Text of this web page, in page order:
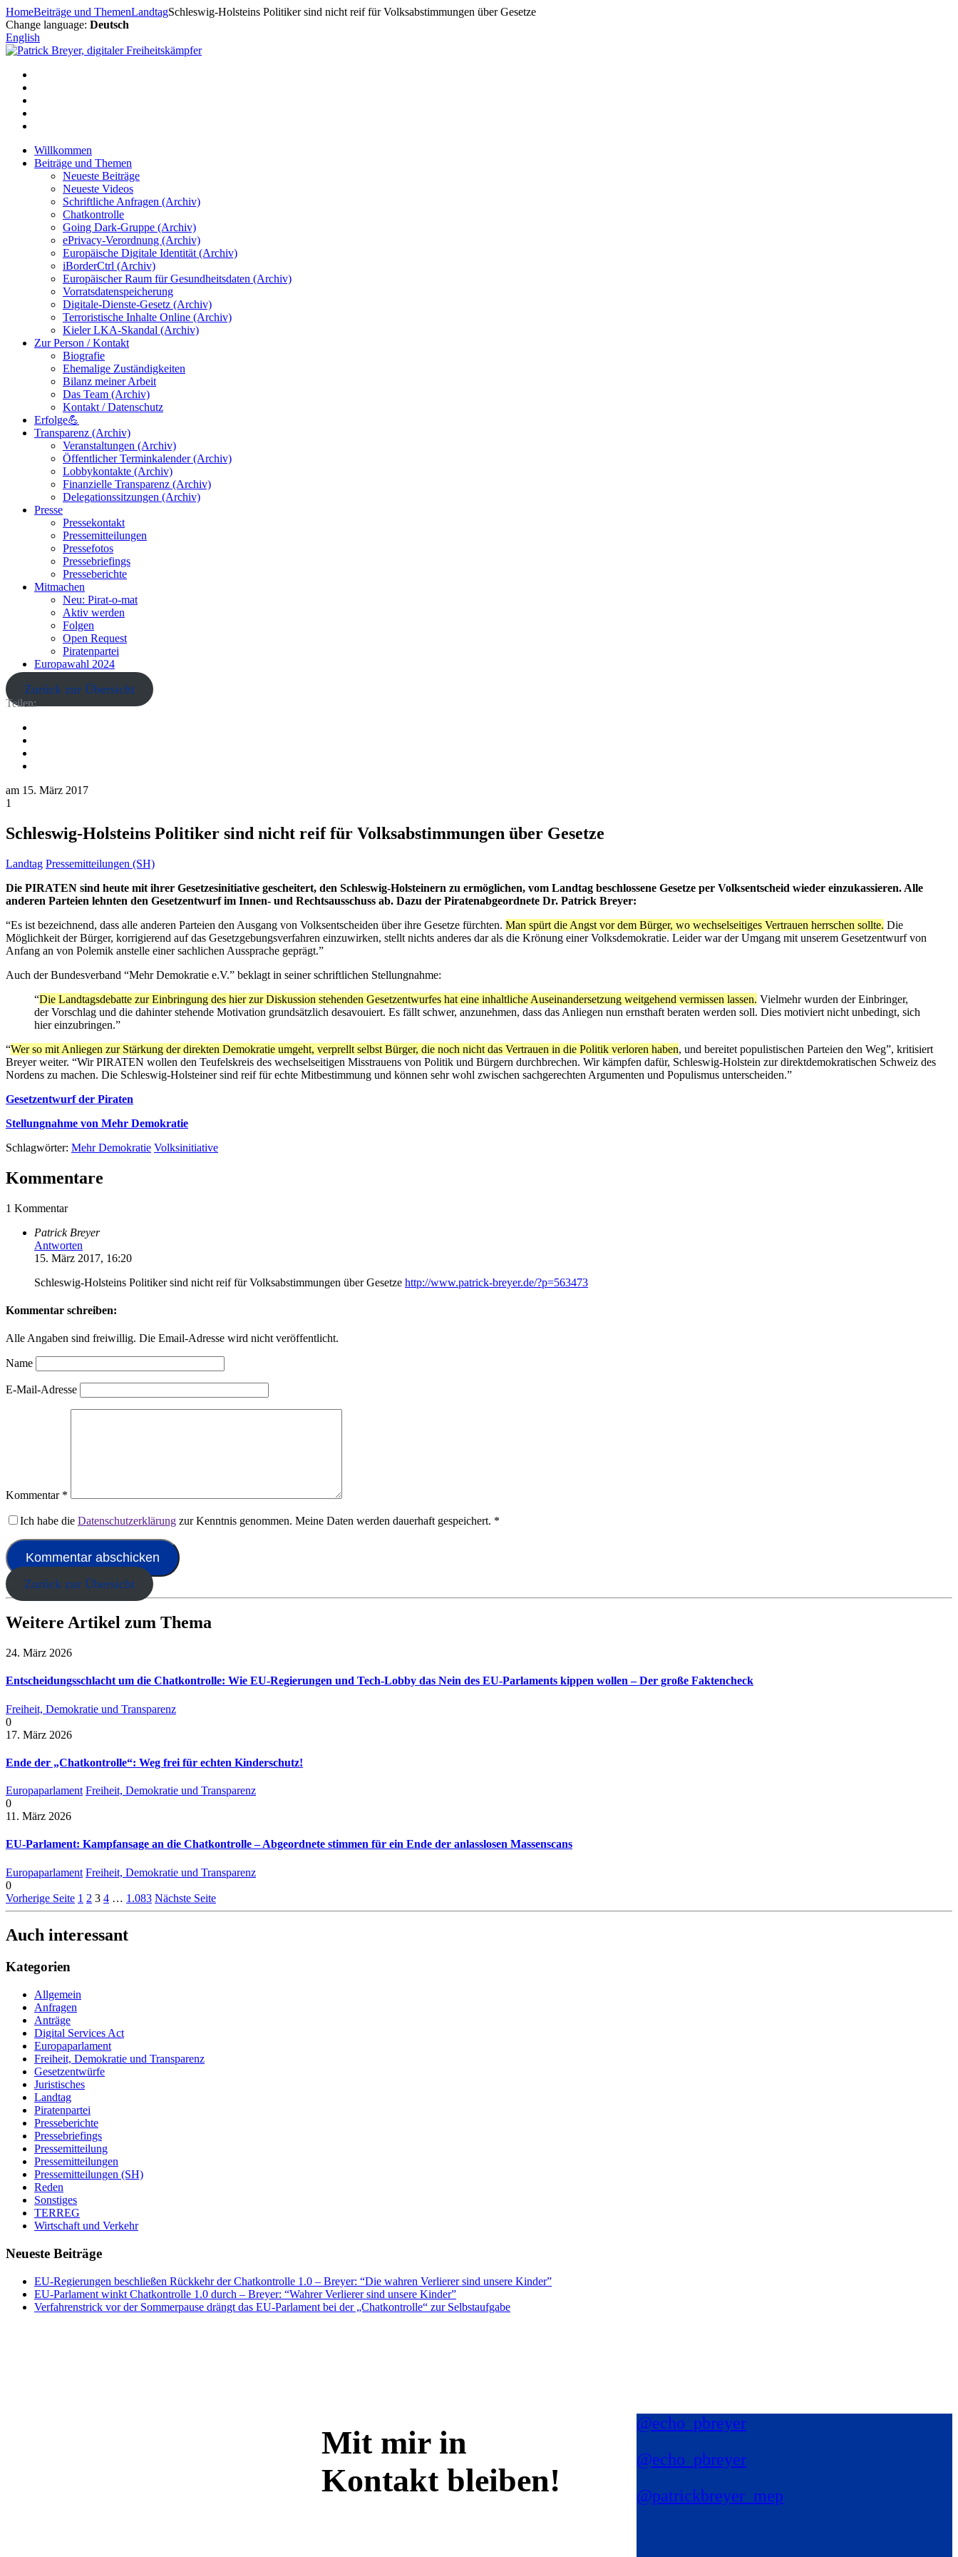
Zum
Inhalt
springen
HomeBeiträge und ThemenLandtagSchleswig-Holsteins Politiker sind nicht reif für Volksabstimmungen über Gesetze
Change language: Deutsch
English
Willkommen
Beiträge und Themen
Neueste Beiträge
Neueste Videos
Schriftliche Anfragen (Archiv)
Chatkontrolle
Going Dark-Gruppe (Archiv)
ePrivacy-Verordnung (Archiv)
Europäische Digitale Identität (Archiv)
iBorderCtrl (Archiv)
Europäischer Raum für Gesundheitsdaten (Archiv)
Vorratsdatenspeicherung
Digitale-Dienste-Gesetz (Archiv)
Terroristische Inhalte Online (Archiv)
Kieler LKA-Skandal (Archiv)
Zur Person / Kontakt
Biografie
Ehemalige Zuständigkeiten
Bilanz meiner Arbeit
Das Team (Archiv)
Kontakt / Datenschutz
Erfolge💪
Transparenz (Archiv)
Veranstaltungen (Archiv)
Öffentlicher Terminkalender (Archiv)
Lobbykontakte (Archiv)
Finanzielle Transparenz (Archiv)
Delegationssitzungen (Archiv)
Presse
Pressekontakt
Pressemitteilungen
Pressefotos
Pressebriefings
Presseberichte
Mitmachen
Neu: Pirat-o-mat
Aktiv werden
Folgen
Open Request
Piratenpartei
Europawahl 2024
Zurück zur Übersicht
Teilen:
am 15. März 2017
1
Schleswig-Holsteins Politiker sind nicht reif für Volksabstimmungen über Gesetze
Landtag Pressemitteilungen (SH)
Die PIRATEN sind heute mit ihrer Gesetzesinitiative gescheitert, den Schleswig-Holsteinern zu ermöglichen, vom Landtag beschlossene Gesetze per Volksentscheid wieder einzukassieren. Alle
anderen Parteien lehnten den Gesetzentwurf im Innen- und Rechtsausschuss ab. Dazu der Piratenabgeordnete Dr. Patrick Breyer:
“Es ist bezeichnend, dass alle anderen Parteien den Ausgang von Volksentscheiden über ihre Gesetze fürchten. Man spürt die Angst vor dem Bürger, wo wechselseitiges Vertrauen herrschen sollte. Die
Möglichkeit der Bürger, korrigierend auf das Gesetzgebungsverfahren einzuwirken, stellt nichts anderes dar als die Krönung einer Volksdemokratie. Leider war der Umgang mit unserem Gesetzentwurf von
Anfang an von Polemik anstelle einer sachlichen Aussprache geprägt.”
Auch der Bundesverband “Mehr Demokratie e.V.” beklagt in seiner schriftlichen Stellungnahme:
“Die Landtagsdebatte zur Einbringung des hier zur Diskussion stehenden Gesetzentwurfes hat eine inhaltliche Auseinandersetzung weitgehend vermissen lassen. Vielmehr wurden der Einbringer,
der Vorschlag und die dahinter stehende Motivation grundsätzlich desavouiert. Es fällt schwer, anzunehmen, dass das Anliegen nun ernsthaft beraten werden soll. Dies motiviert nicht unbedingt, sich
hier einzubringen.”
“Wer so mit Anliegen zur Stärkung der direkten Demokratie umgeht, verprellt selbst Bürger, die noch nicht das Vertrauen in die Politik verloren haben, und bereitet populistischen Parteien den Weg”, kritisiert
Breyer weiter. “Wir PIRATEN wollen den Teufelskreis des wechselseitigen Misstrauens von Politik und Bürgern durchbrechen. Wir kämpfen dafür, Schleswig-Holstein zur direktdemokratischen Schweiz des
Nordens zu machen. Die Schleswig-Holsteiner sind reif für echte Mitbestimmung und können sehr wohl zwischen sachgerechten Argumenten und Populismus unterscheiden.”
Gesetzentwurf der Piraten
Stellungnahme von Mehr Demokratie
Schlagwörter: Mehr Demokratie Volksinitiative
Kommentare
1 Kommentar
Patrick Breyer
Antworten
15. März 2017, 16:20
Schleswig-Holsteins Politiker sind nicht reif für Volksabstimmungen über Gesetze http://www.patrick-breyer.de/?p=563473
Kommentar schreiben:
Alle Angaben sind freiwillig. Die Email-Adresse wird nicht veröffentlicht.
Name
E-Mail-Adresse
Kommentar *
Ich habe die Datenschutzerklärung zur Kenntnis genommen. Meine Daten werden dauerhaft gespeichert. *
Zurück zur Übersicht
Weitere Artikel zum Thema
24. März 2026
Entscheidungsschlacht um die Chatkontrolle: Wie EU-Regierungen und Tech-Lobby das Nein des EU-Parlaments kippen wollen – Der große Faktencheck
Freiheit, Demokratie und Transparenz
0
17. März 2026
Ende der „Chatkontrolle“: Weg frei für echten Kinderschutz!
Europaparlament Freiheit, Demokratie und Transparenz
0
11. März 2026
EU-Parlament: Kampfansage an die Chatkontrolle – Abgeordnete stimmen für ein Ende der anlasslosen Massenscans
Europaparlament Freiheit, Demokratie und Transparenz
0
Vorherige Seite 1 2 3 4 … 1.083 Nächste Seite
Auch interessant
Kategorien
Allgemein
Anfragen
Anträge
Digital Services Act
Europaparlament
Freiheit, Demokratie und Transparenz
Gesetzentwürfe
Juristisches
Landtag
Piratenpartei
Presseberichte
Pressebriefings
Pressemitteilung
Pressemitteilungen
Pressemitteilungen (SH)
Reden
Sonstiges
TERREG
Wirtschaft und Verkehr
Neueste Beiträge
EU-Regierungen beschließen Rückkehr der Chatkontrolle 1.0 – Breyer: “Die wahren Verlierer sind unsere Kinder”
EU-Parlament winkt Chatkontrolle 1.0 durch – Breyer: “Wahrer Verlierer sind unsere Kinder”
Verfahrenstrick vor der Sommerpause drängt das EU-Parlament bei der „Chatkontrolle“ zur Selbstaufgabe
Mit mir in
Kontakt bleiben!
@echo_pbreyer
@echo_pbreyer
@patrickbreyer_mep